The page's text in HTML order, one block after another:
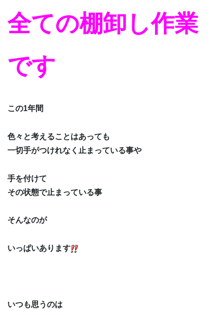
全ての棚卸し作業
です
この1年間
色々と考えることはあっても
一切手がつけれなく止まっている事や
手を付けて
その状態で止まっている事
そんなのが
いっぱいあります
いつも思うのは